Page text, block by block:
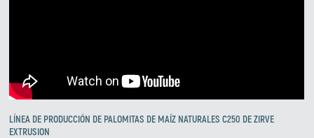
LÍNEA DE PRODUCCIÓN DE PALOMITAS DE MAÍZ NATURALES C250 DE ZIRVE
EXTRUSION